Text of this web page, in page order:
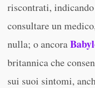
riscontrati,
consultare un
nulla; o ancora
britannica che
sui suoi sintomi,